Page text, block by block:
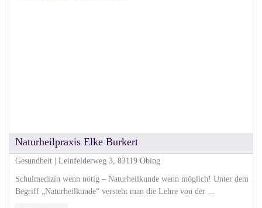
Naturheilpraxis Elke Burkert
Gesundheit | Leinfelderweg 3, 83119 Obing
Schulmedizin wenn nötig – Naturheilkunde wenn möglich! Unter dem
Begriff „Naturheilkunde“ versteht man die Lehre von der ...